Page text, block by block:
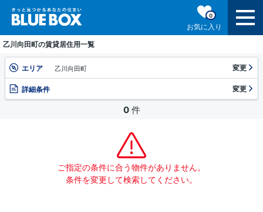
お気に入り
0
乙川向田町の賃貸居住用一覧
エリア 乙川向田町 変更
詳細条件 変更
0 件
ご指定の条件に合う物件がありません。
条件を変更して検索してください。